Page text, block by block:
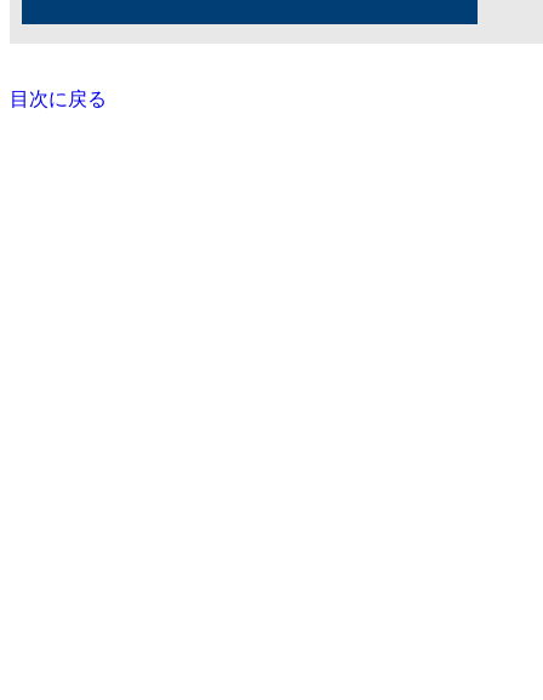
目次に戻る